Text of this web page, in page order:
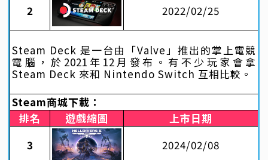
2
2022/02/25
Steam Deck 是一台由「Valve」推出的掌上電競
電腦，於2021年12月發布。有不少玩家會拿
Steam Deck 來和 Nintendo Switch 互相比較。
Steam商城下載：
排名
遊戲縮圖
上市日期
3
2024/02/08